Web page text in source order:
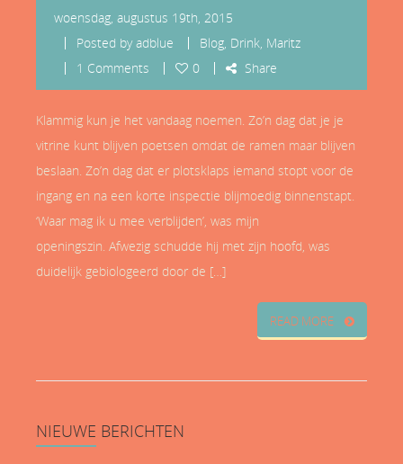
woensdag, augustus 19th, 2015
Posted byadblue Blog, Drink, Maritz
1 Comments
0 Share
Klammig kun je het vandaag noemen. Zo’n dag dat je je
vitrine kunt blijven poetsen omdat de ramen maar blijven
beslaan. Zo’n dag dat er plotsklaps iemand stopt voor de
ingang en na een korte inspectie blijmoedig binnenstapt.
‘Waar mag ik u mee verblijden’, was mijn
openingszin. Afwezig schudde hij met zijn hoofd, was
duidelijk gebiologeerd door de […]
READ MORE
NIEUWE BERICHTEN